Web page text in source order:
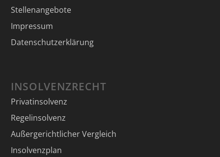
Stellenangebote
Impressum
Datenschutzerklärung
INSOLVENZRECHT
Privatinsolvenz
Regelinsolvenz
Außergerichtlicher Vergleich
Insolvenzplan